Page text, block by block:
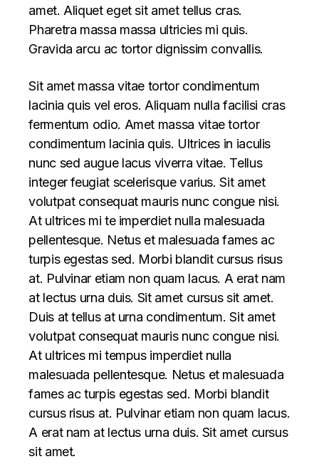
amet. Aliquet eget sit amet tellus cras.
Pharetra massa massa ultricies mi quis.
Gravida arcu ac tortor dignissim convallis.
Sit amet massa vitae tortor condimentum
lacinia quis vel eros. Aliquam nulla facilisi cras
fermentum odio. Amet massa vitae tortor
condimentum lacinia quis. Ultrices in iaculis
nunc sed augue lacus viverra vitae. Tellus
integer feugiat scelerisque varius. Sit amet
volutpat consequat mauris nunc congue nisi.
At ultrices mi te imperdiet nulla malesuada
pellentesque. Netus et malesuada fames ac
turpis egestas sed. Morbi blandit cursus risus
at. Pulvinar etiam non quam lacus. A erat nam
at lectus urna duis. Sit amet cursus sit amet.
Duis at tellus at urna condimentum. Sit amet
volutpat consequat mauris nunc congue nisi.
At ultrices mi tempus imperdiet nulla
malesuada pellentesque. Netus et malesuada
fames ac turpis egestas sed. Morbi blandit
cursus risus at. Pulvinar etiam non quam lacus.
A erat nam at lectus urna duis. Sit amet cursus
sit amet.